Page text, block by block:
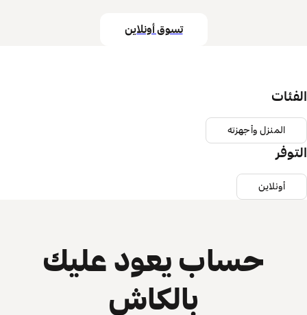
تسوق أونلاين
الفئات
المنزل وأجهزته
التوفر
أونلاين
حساب يعود عليك
بالكاش